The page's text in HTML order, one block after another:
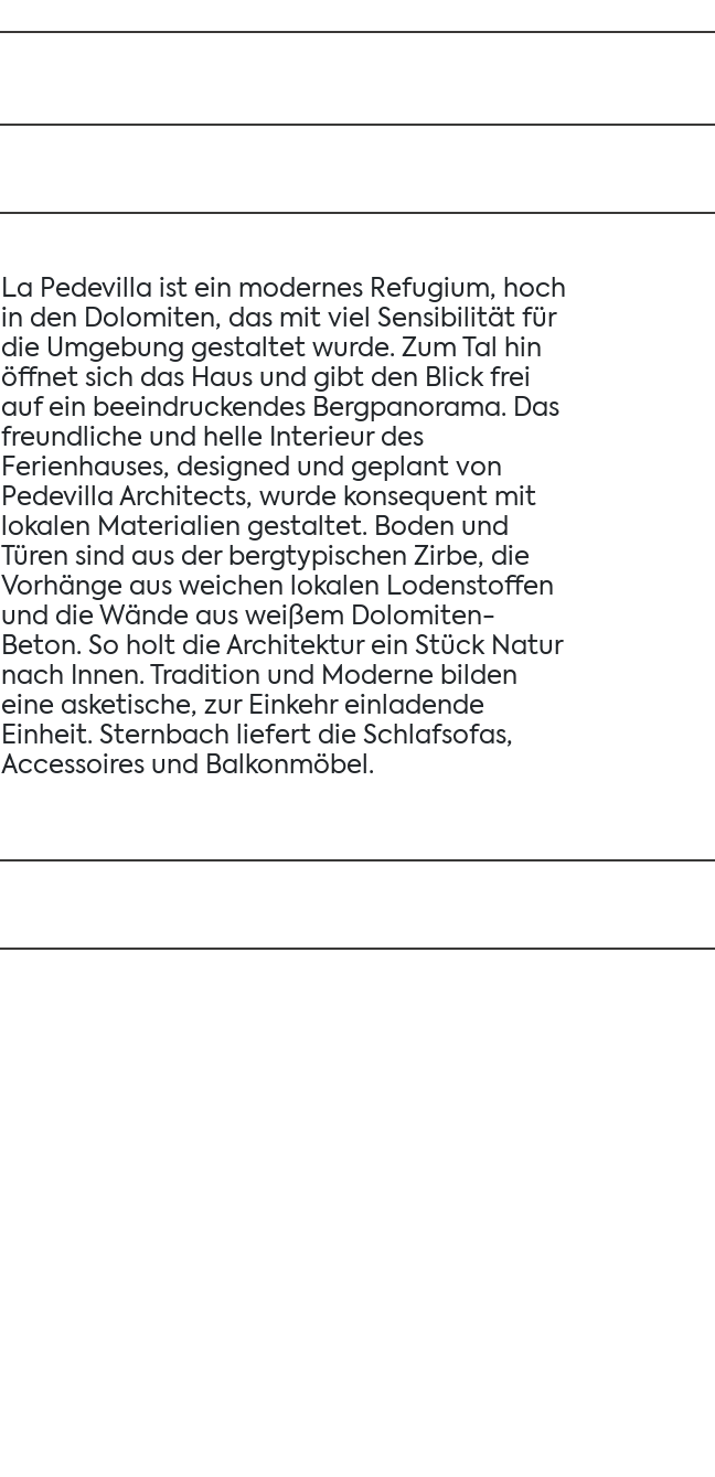
La Pedevilla ist ein modernes Refugium, hoch
in den Dolomiten, das mit viel Sensibilität für
die Umgebung gestaltet wurde. Zum Tal hin
öffnet sich das Haus und gibt den Blick frei
auf ein beeindruckendes Bergpanorama. Das
freundliche und helle Interieur des
Ferienhauses, designed und geplant von
Pedevilla Architects, wurde konsequent mit
lokalen Materialien gestaltet. Boden und
Türen sind aus der bergtypischen Zirbe, die
Vorhänge aus weichen lokalen Lodenstoffen
und die Wände aus weißem Dolomiten-
Beton. So holt die Architektur ein Stück Natur
nach Innen. Tradition und Moderne bilden
eine asketische, zur Einkehr einladende
Einheit. Sternbach liefert die Schlafsofas,
Accessoires und Balkonmöbel.